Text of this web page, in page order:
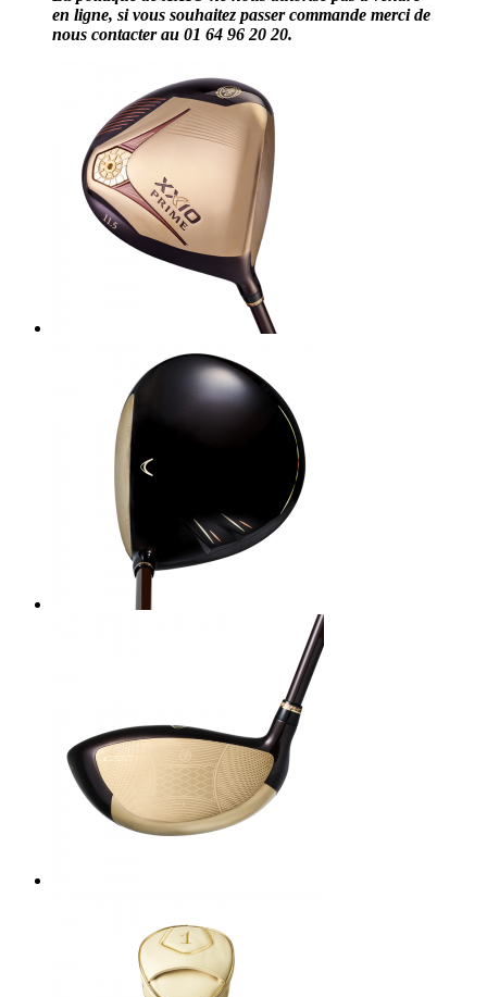
en ligne, si vous souhaitez passer commande merci de
nous contacter au 01 64 96 20 20.